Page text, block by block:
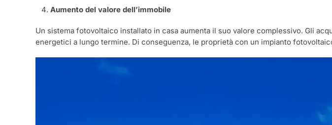
Aumento del valore dell’immobile
Un sistema fotovoltaico installato in casa aumenta il suo valore complessivo. Gli
energetici a lungo termine. Di conseguenza, le proprietà con un impianto